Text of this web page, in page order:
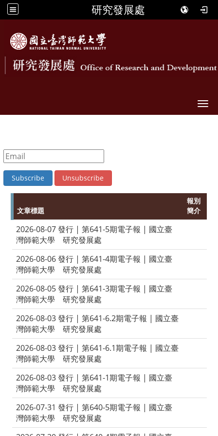
研究發展處
文章標題
報別
簡介
2026-08-07 發行 | 第641-5期電子報 | 國立臺
灣師範大學 研究發展處
2026-08-06 發行 | 第641-4期電子報 | 國立臺
灣師範大學 研究發展處
2026-08-05 發行 | 第641-3期電子報 | 國立臺
灣師範大學 研究發展處
2026-08-03 發行 | 第641-6.2期電子報 | 國立臺
灣師範大學 研究發展處
2026-08-03 發行 | 第641-6.1期電子報 | 國立臺
灣師範大學 研究發展處
2026-08-03 發行 | 第641-1期電子報 | 國立臺
灣師範大學 研究發展處
2026-07-31 發行 | 第640-5期電子報 | 國立臺
灣師範大學 研究發展處